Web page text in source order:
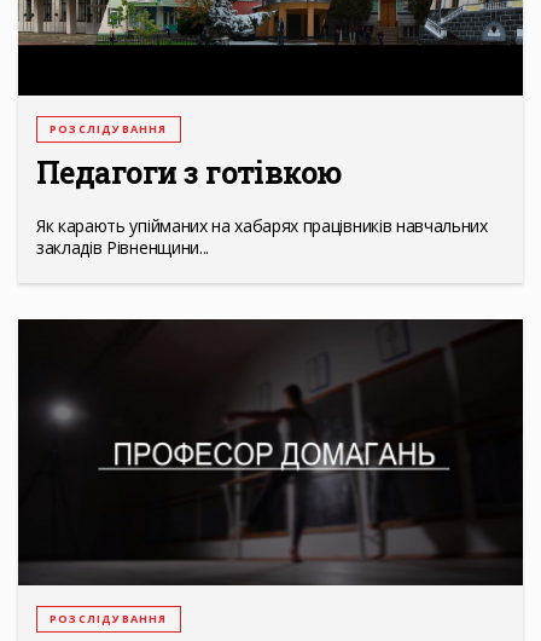
РОЗСЛІДУВАННЯ
Педагоги з готівкою
Як карають упійманих на хабарях працівників навчальних
закладів Рівненщини...
РОЗСЛІДУВАННЯ